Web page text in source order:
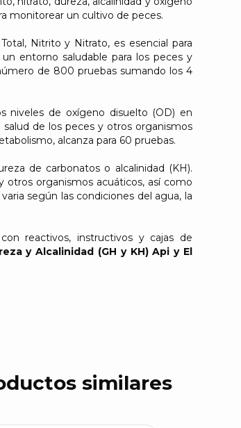
monitorear un cultivo de peces.
Nitrito y Nitrato, es esencial para
entorno saludable para los peces y
de 800 pruebas sumando los 4
niveles de oxígeno disuelto (OD) en
de los peces y otros organismos
alcanza para 60 pruebas.
de carbonatos o alcalinidad (KH).
otros organismos acuáticos, así como
según las condiciones del agua, la
reactivos, instructivos y cajas de
y Alcalinidad (GH y KH) Api y El
similares